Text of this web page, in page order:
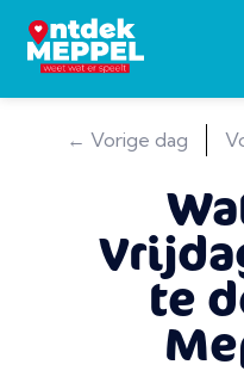
← Vorige dag
te